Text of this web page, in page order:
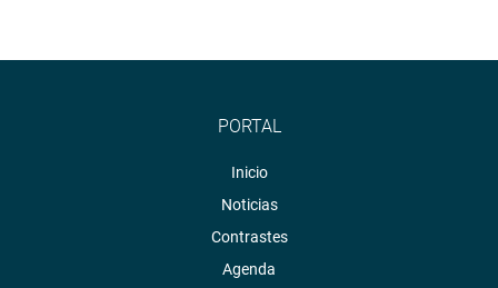
PORTAL
Inicio
Noticias
Contrastes
Agenda